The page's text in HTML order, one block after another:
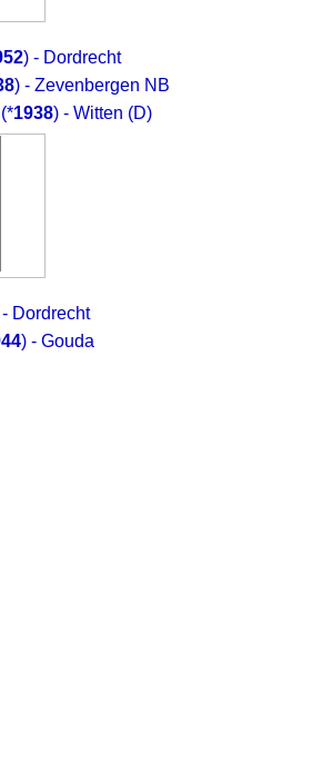
) - Dordrecht
) - Zevenbergen NB
(*1938) - Witten (D)
Dordrecht
) - Gouda